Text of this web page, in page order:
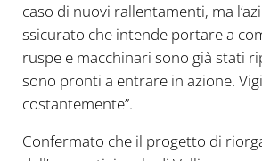
caso di nuovi rallentamenti, ma
ssicurato che intende portare a
ruspe e macchinari sono già stati
sono pronti a entrare in azione.
costantemente”.
Confermato che il progetto di